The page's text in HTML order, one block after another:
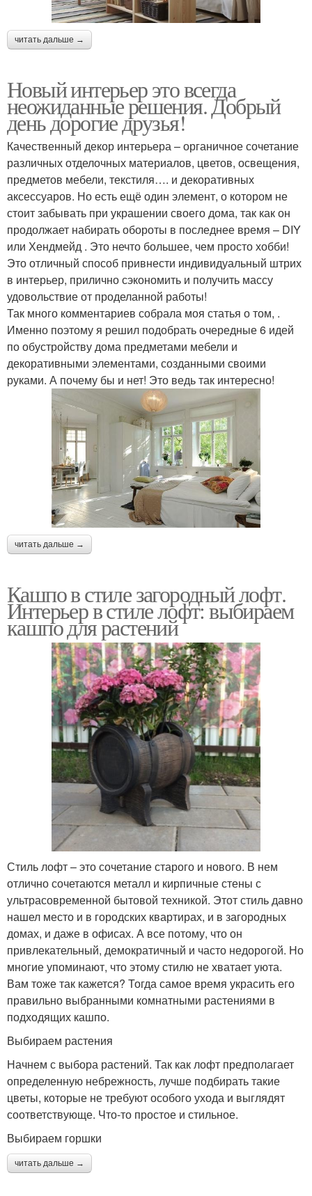
читать дальше →
Новый интерьер это всегда
неожиданные решения. Добрый
день дорогие друзья!
Качественный декор интерьера – органичное сочетание
различных отделочных материалов, цветов, освещения,
предметов мебели, текстиля…. и декоративных
аксессуаров. Но есть ещё один элемент, о котором не
стоит забывать при украшении своего дома, так как он
продолжает набирать обороты в последнее время – DIY
или Хендмейд . Это нечто большее, чем просто хобби!
Это отличный способ привнести индивидуальный штрих
в интерьер, прилично сэкономить и получить массу
удовольствие от проделанной работы!
Так много комментариев собрала моя статья о том, .
Именно поэтому я решил подобрать очередные 6 идей
по обустройству дома предметами мебели и
декоративными элементами, созданными своими
руками. А почему бы и нет! Это ведь так интересно!
читать дальше →
Кашпо в стиле загородный лофт.
Интерьер в стиле лофт: выбираем
кашпо для растений
Стиль лофт – это сочетание старого и нового. В нем
отлично сочетаются металл и кирпичные стены с
ультрасовременной бытовой техникой. Этот стиль давно
нашел место и в городских квартирах, и в загородных
домах, и даже в офисах. А все потому, что он
привлекательный, демократичный и часто недорогой. Но
многие упоминают, что этому стилю не хватает уюта.
Вам тоже так кажется? Тогда самое время украсить его
правильно выбранными комнатными растениями в
подходящих кашпо.
Выбираем растения
Начнем с выбора растений. Так как лофт предполагает
определенную небрежность, лучше подбирать такие
цветы, которые не требуют особого ухода и выглядят
соответствующе. Что-то простое и стильное.
Выбираем горшки
читать дальше →